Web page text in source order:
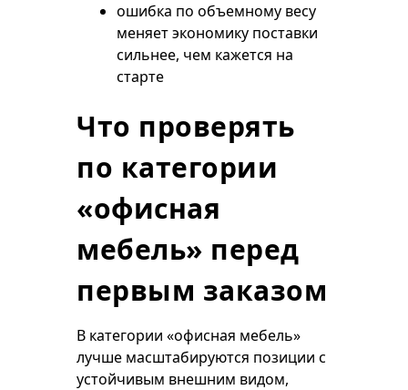
ошибка по объемному весу
меняет экономику поставки
сильнее, чем кажется на
старте
Что проверять
по категории
«офисная
мебель» перед
первым заказом
В категории «офисная мебель»
лучше масштабируются позиции с
устойчивым внешним видом,